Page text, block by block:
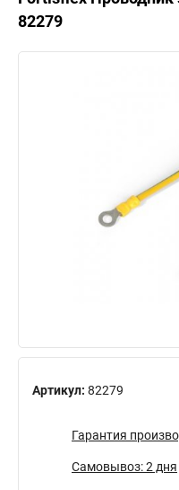
82279
Артикул: 82279
Гарантия
Самовывоз: 2 дня